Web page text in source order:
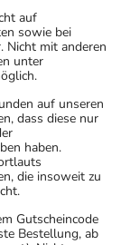
auf
sowie bei
Nicht mit anderen
unter
auf unseren
dass diese nur
haben.
die insoweit zu
Gutscheincode
Bestellung, ab